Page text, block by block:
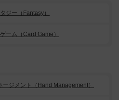
ジー（Fantasy）
ーム（Card Game）
ージメント（Hand Management）